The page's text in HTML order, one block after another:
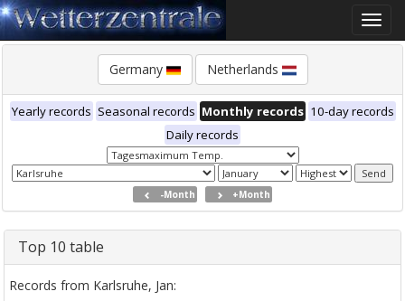
Toggle
Germany Netherlands
Yearly records Seasonal records Monthly records 10-day records
Daily records
-Month +Month
Top 10 table
Records from Karlsruhe, Jan: